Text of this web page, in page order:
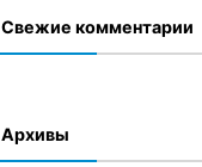
Свежие комментарии
Архивы